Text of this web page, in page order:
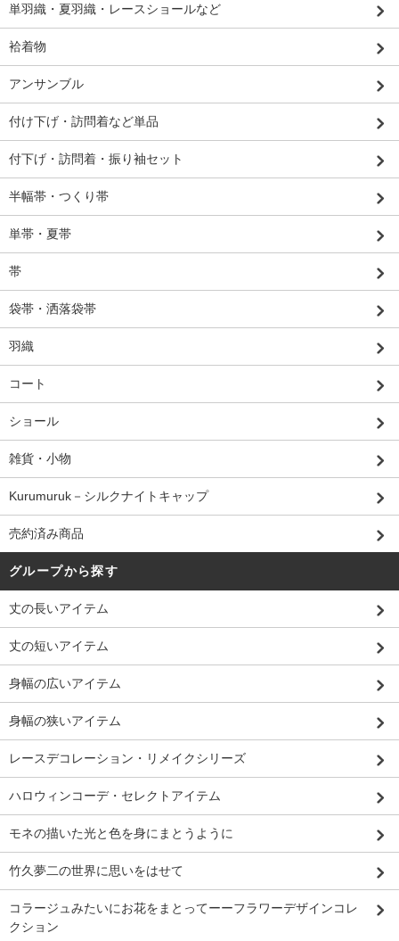
単羽織・夏羽織・レースショールなど
袷着物
アンサンブル
付け下げ・訪問着など単品
付下げ・訪問着・振り袖セット
半幅帯・つくり帯
単帯・夏帯
帯
袋帯・洒落袋帯
羽織
コート
ショール
雑貨・小物
Kurumuruk－シルクナイトキャップ
売約済み商品
グループから探す
丈の長いアイテム
丈の短いアイテム
身幅の広いアイテム
身幅の狭いアイテム
レースデコレーション・リメイクシリーズ
ハロウィンコーデ・セレクトアイテム
モネの描いた光と色を身にまとうように
竹久夢二の世界に思いをはせて
コラージュみたいにお花をまとってーーフラワーデザインコレ
クション